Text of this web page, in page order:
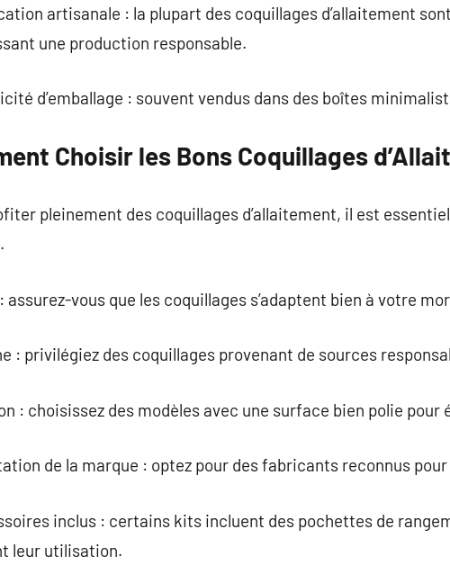
artisanale : la plupart des coquillages d’allaitement
une production responsable.
d’emballage : souvent vendus dans des boîtes
Choisir les Bons Coquillages
pleinement des coquillages d’allaitement, il est
assurez-vous que les coquillages s’adaptent bien à votre
: privilégiez des coquillages provenant de sources
: choisissez des modèles avec une surface bien polie
de la marque : optez pour des fabricants reconnus
inclus : certains kits incluent des pochettes de
leur utilisation.